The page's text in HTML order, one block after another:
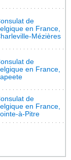
de
en France,
Mézières
de
en France,
de
en France,
à-Pitre